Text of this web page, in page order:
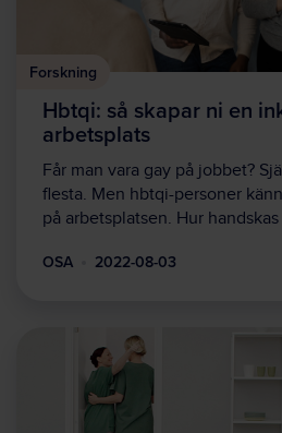
Forskning
Hbtqi: så skapar ni en
arbetsplats
Får man vara gay på jobbet?
flesta. Men hbtqi-personer
på arbetsplatsen. Hur
OSA 2022-08-03